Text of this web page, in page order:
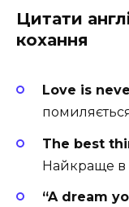
Цитати
кохання
Love is
The best
Найкраще в
“A dream